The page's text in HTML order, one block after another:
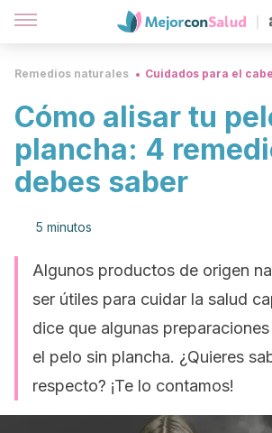
Remedios naturales Cuidados para el
Cómo alisar tu
plancha: 4
debes saber
5 minutos
Algunos productos de origen
ser útiles para cuidar la salud
dice que algunas
el pelo sin plancha. ¿Quieres
respecto? ¡Te lo contamos!